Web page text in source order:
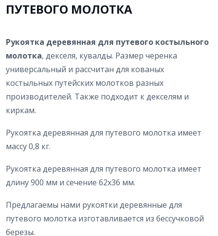
ПУТЕВОГО МОЛОТКА
Рукоятка деревянная для путевого костыльного
молотка, декселя, кувалды. Размер черенка
универсальный и рассчитан для кованых
костыльных путейских молотков разных
производителей. Также подходит к декселям и
киркам.
Рукоятка деревянная для путевого молотка имеет
массу 0,8 кг.
Рукоятка деревянная для путевого молотка имеет
длину 900 мм и сечение 62х36 мм.
Предлагаемы нами рукоятки деревянные для
путевого молотка изготавливается из бессучковой
березы.